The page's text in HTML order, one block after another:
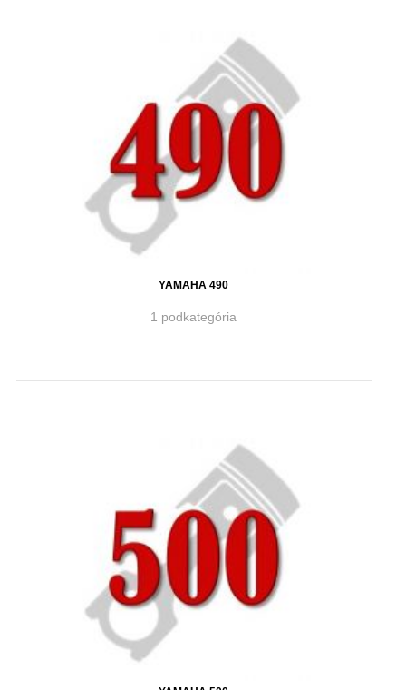
YAMAHA 490
1 podkategória